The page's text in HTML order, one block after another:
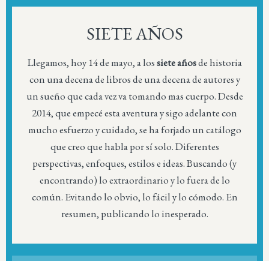
SIETE AÑOS
Llegamos, hoy 14 de mayo, a lossiete añosde historia
con una decena de libros de una decena de autores y
un sueño que cada vez va tomando mas cuerpo. Desde
2014, que empecé esta aventura y sigo adelante con
mucho esfuerzo y cuidado, se ha forjado un catálogo
que creo que habla por sí solo. Diferentes
perspectivas, enfoques, estilos e ideas. Buscando (y
encontrando) lo extraordinario y lo fuera de lo
común. Evitando lo obvio, lo fácil y lo cómodo. En
resumen, publicando lo inesperado.